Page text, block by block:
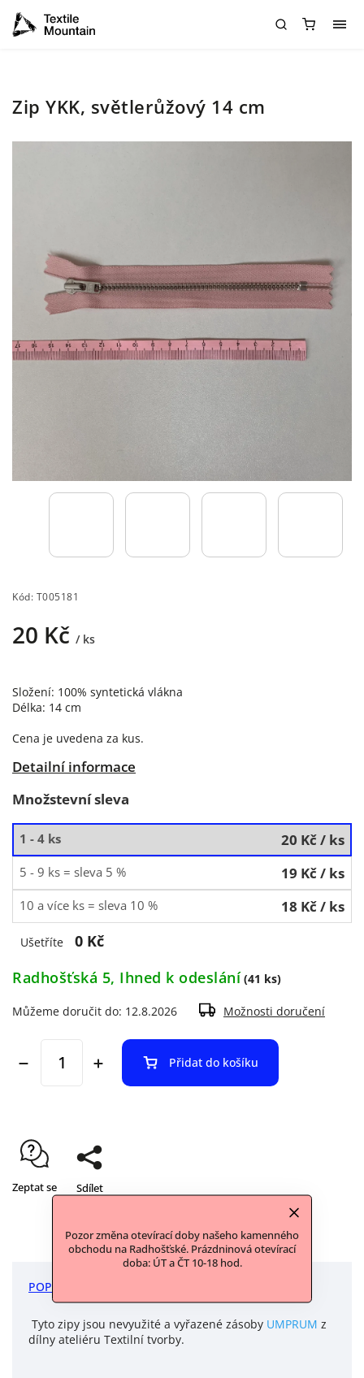
Pozor změna otevírací doby našeho kamenného
obchodu na Radhošťské. Prázdninová otevírací
doba: ÚT a ČT 10-18 hod.
Zip YKK, světlerůžový 14 cm
Kód: T005181
20 Kč / ks
Složení: 100% syntetická vlákna
Délka: 14 cm
Cena je uvedena za kus.
Detailní informace
Množstevní sleva
1 - 4 ks 20 Kč/ ks
5 - 9 ks = sleva 5 % 19 Kč/ ks
10 a více ks = sleva 10 % 18 Kč/ ks
Ušetříte
0 Kč
Radhošťská 5, Ihned k odeslání (41 ks)
Můžeme doručit do: 12.8.2026 Možnosti doručení
Přidat do košíku
Zeptat se Sdílet
POPIS
Tyto zipy jsou nevyužité a vyřazené zásoby UMPRUM z
dílny ateliéru Textilní tvorby.